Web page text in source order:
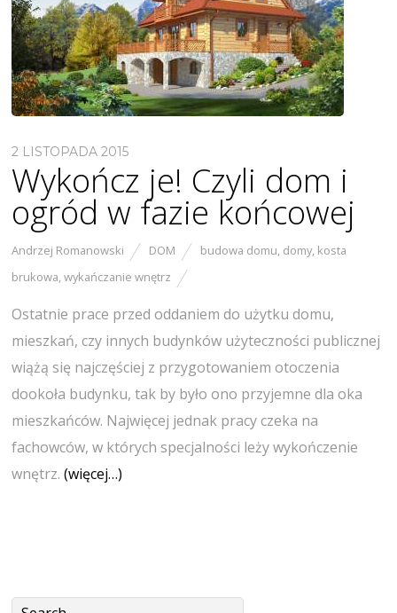
2 LISTOPADA 2015
Wykończ je! Czyli dom i
ogród w fazie końcowej
Andrzej Romanowski DOM budowa domu, domy, kosta
brukowa,wykańczanie wnętrz
Ostatnie prace przed oddaniem do użytku domu,
mieszkań, czy innych budynków użyteczności publicznej
wiążą się najczęściej z przygotowaniem otoczenia
dookoła budynku, tak by było ono przyjemne dla oka
mieszkańców. Najwięcej jednak pracy czeka na
fachowców, w których specjalności leży wykończenie
wnętrz.(więcej…)